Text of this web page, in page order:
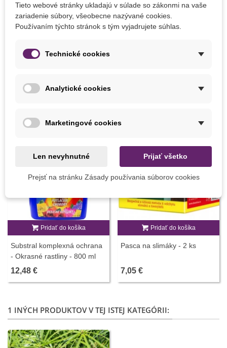
PARAMETRE
SemenaOnline
Pestovanie
MOHLI BYSTE EŠTE POTREBOVAŤ
Pridať do košíka
Substral komplexná ochrana
- Okrasné rastliny - 800 ml
12,48 €
Pridať do košíka
Pasca na slimáky - 2 ks
7,05 €
1 INÝCH PRODUKTOV V TEJ ISTEJ KATEGÓRII:
Tieto webové stránky ukladajú v súlade so zákonmi na vaše
zariadenie súbory, všeobecne nazývané cookies.
Používaním týchto stránok s tým vyjadrujete súhlas.
Technické cookies
Analytické cookies
Marketingové cookies
Len nevyhnutné Prijať všetko
Prejsť na stránku Zásady používania súborov cookies